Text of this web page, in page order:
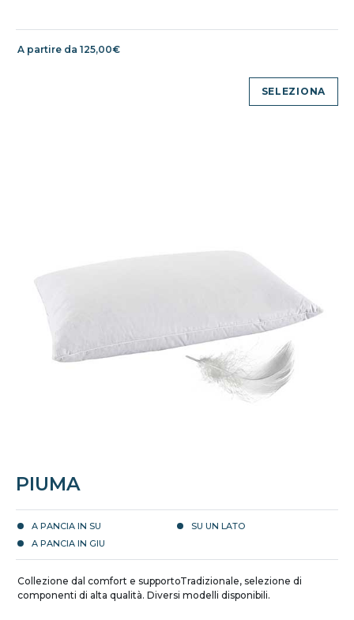
A partire da 125,00€
SELEZIONA
PIUMA
A PANCIA IN SU
SU UN LATO
A PANCIA IN GIU
Collezione dal comfort e supportoTradizionale, selezione di
componenti di alta qualità. Diversi modelli disponibili.